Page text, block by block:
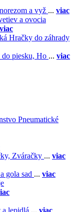
a vyž ... viac
a ovocia
viac
Hračky do záhrady
piesku, Ho ... viac
Pneumatické
Zváračky ... viac
gola sad ... viac
a lepidlá ... viac